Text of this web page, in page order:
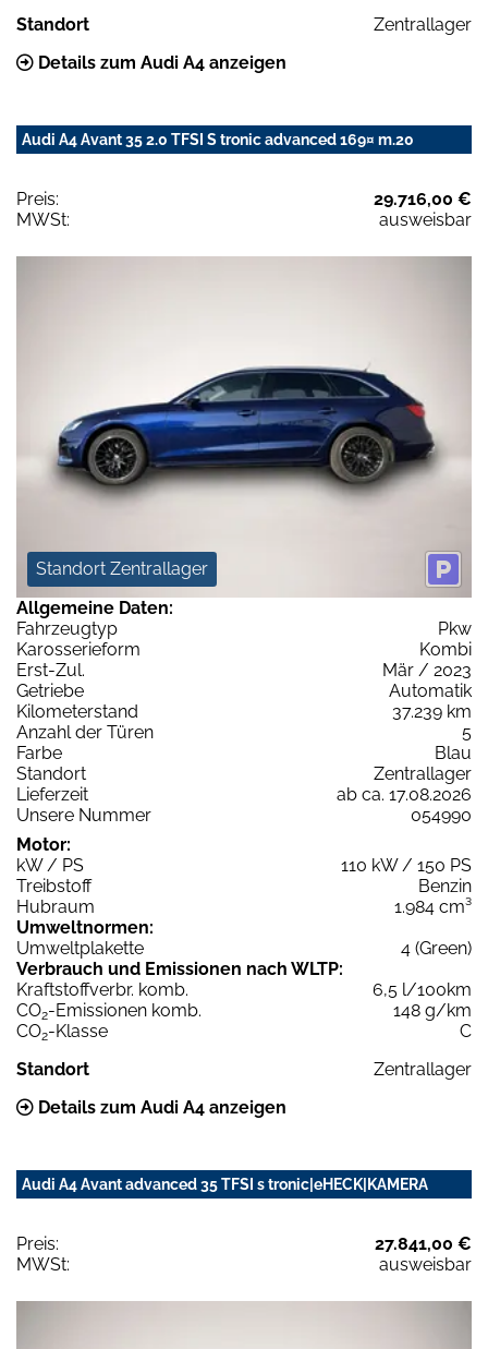
Standort
Zentrallager
Details zum Audi A4 anzeigen
Audi A4 Avant 35 2.0 TFSI S tronic advanced 169¤ m.20
Preis:
29.716,00 €
MWSt:
ausweisbar
Standort Zentrallager
Allgemeine Daten:
Fahrzeugtyp
Pkw
Karosserieform
Kombi
Erst-Zul.
Mär / 2023
Getriebe
Automatik
Kilometerstand
37.239 km
Anzahl der Türen
5
Farbe
Blau
Standort
Zentrallager
Lieferzeit
ab ca. 17.08.2026
Unsere Nummer
054990
Motor:
kW / PS
110 kW / 150 PS
Treibstoff
Benzin
Hubraum
1.984 cm³
Umweltnormen:
Umweltplakette
4 (Green)
Verbrauch und Emissionen nach WLTP:
Kraftstoffverbr. komb.
6,5 l/100km
CO2-Emissionen komb.
148 g/km
CO2-Klasse
C
Standort
Zentrallager
Details zum Audi A4 anzeigen
Audi A4 Avant advanced 35 TFSI s tronic|eHECK|KAMERA
Preis:
27.841,00 €
MWSt:
ausweisbar